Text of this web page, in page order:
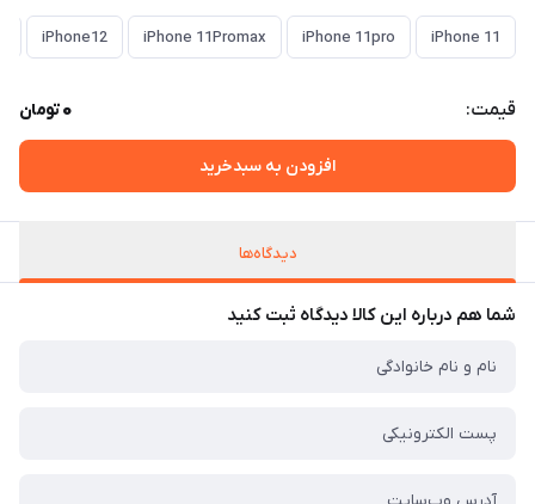
iPhone 11
iPhone 11pro
iPhone 11Promax
iPhone12
قیمت: 0تومان
افزودن به سبدخرید
دیدگاه‌ها
شما هم درباره این کالا دیدگاه ثبت کنید